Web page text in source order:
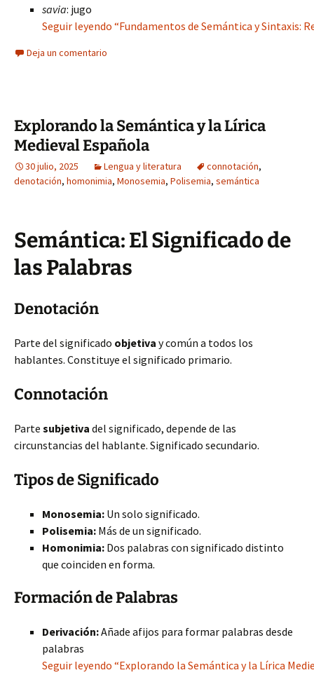
savia: jugo
Seguir leyendo “Fundamentos de Semántica y Sintaxis:
Deja un comentario
Explorando la Semántica y la Lírica
Medieval Española
30 julio, 2025 Lengua y literatura connotación,
denotación, homonimia, Monosemia, Polisemia, semántica
Semántica: El Significado de
las Palabras
Denotación
Parte del significado objetiva y común a todos los
hablantes. Constituye el significado primario.
Connotación
Parte subjetiva del significado, depende de las
circunstancias del hablante. Significado secundario.
Tipos de Significado
Monosemia: Un solo significado.
Polisemia: Más de un significado.
Homonimia: Dos palabras con significado distinto
que coinciden en forma.
Formación de Palabras
Derivación:Añade afijos para formar palabras desde
palabras
Seguir leyendo “Explorando la Semántica y la Lírica